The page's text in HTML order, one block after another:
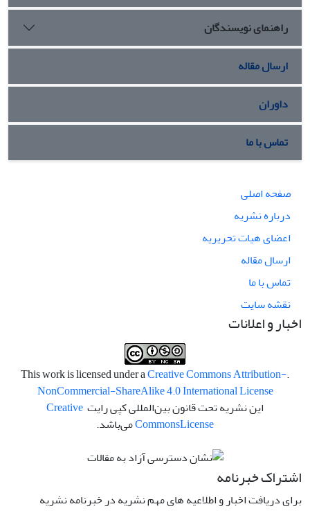
راهنمای نویسندگان
ارسال مقاله
داوران
تماس با ما
صفحه اصلی
درباره نشریه
اعضای هیات تحریریه
ارسال مقاله
تماس با ما
نقشه سایت
اخبار و اعلانات
.This work is licensed under a
Creative Commons Attribution-
NonCommercial-ShareAlike 4.0 International License
این نشریه تحت قانون بین‌المللی کپی رایت Creative
CommonsLicense می‌باشد.
اشتراک خبرنامه
برای دریافت اخبار و اطلاعیه های مهم نشریه در خبرنامه نشریه